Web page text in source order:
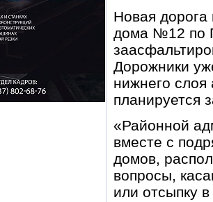
Новая дорога
дома №12 по
Дорожники
нижнего слоя
планируется
«Районной
вместе с
домов,
вопросы,
или отсыпку